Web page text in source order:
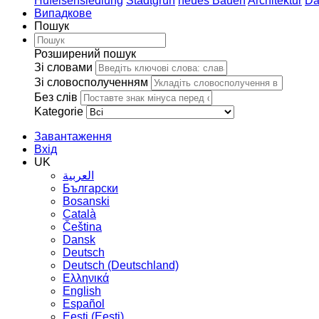
Випадкове
Пошук
Розширений пошук
Зі словами
Зі словосполученням
Без слів
Kategorie
Завантаження
Вхід
UK
العربية
Български
Bosanski
Сatalà
Čeština
Dansk
Deutsch
Deutsch (Deutschland)
Ελληνικά
English
Español
Eesti (Eesti)